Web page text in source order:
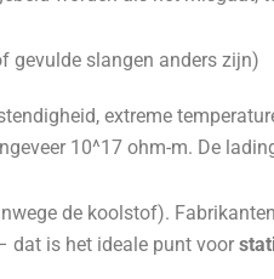
gevulde slangen anders zijn)
extreme
10^17 ohm-m. De
de koolstof).
dat is het ideale punt voor